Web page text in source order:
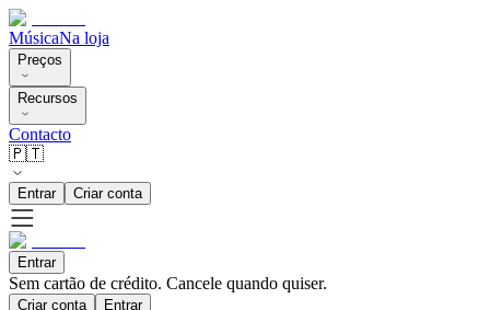
MúsicaNa loja
Preços
Recursos
Contacto
🇵🇹
Entrar Criar conta
Entrar
Sem cartão de crédito. Cancele quando quiser.
Criar conta Entrar